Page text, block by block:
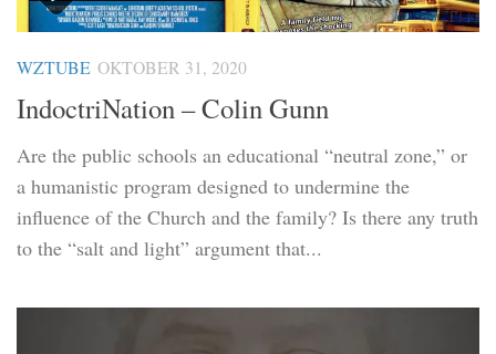
WZTUBE OKTOBER 31, 2020
IndoctriNation – Colin Gunn
Are the public schools an educational “neutral zone,” or
a humanistic program designed to undermine the
influence of the Church and the family? Is there any truth
to the “salt and light” argument that...